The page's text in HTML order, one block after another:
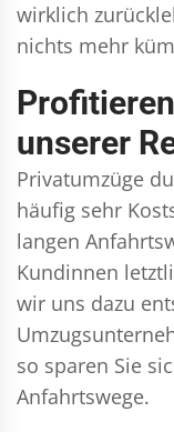
wirklich
nichts mehr
unserer
Privatumzüge
häufig sehr
langen
Kundinnen
wir uns dazu
so sparen Sie
Anfahrtswege.